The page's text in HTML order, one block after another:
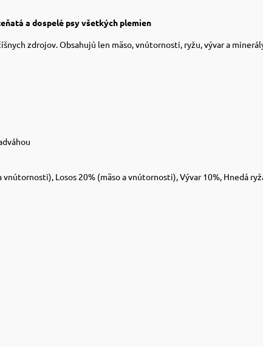
a dospelé psy všetkých plemien
zdrojov. Obsahujú len mäso, vnútornosti, ryžu, vývar a
Losos 20% (mäso a vnútornosti), Vývar 10%, Hnedá